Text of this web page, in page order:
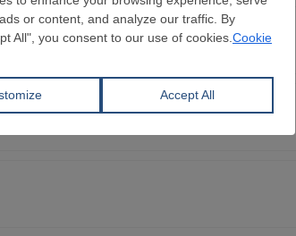
应，土耳其开始感受到冲击